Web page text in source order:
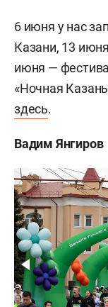
6 июня у нас
Казани, 13
июня —
«Ночная
здесь.
Вадим Янгиров